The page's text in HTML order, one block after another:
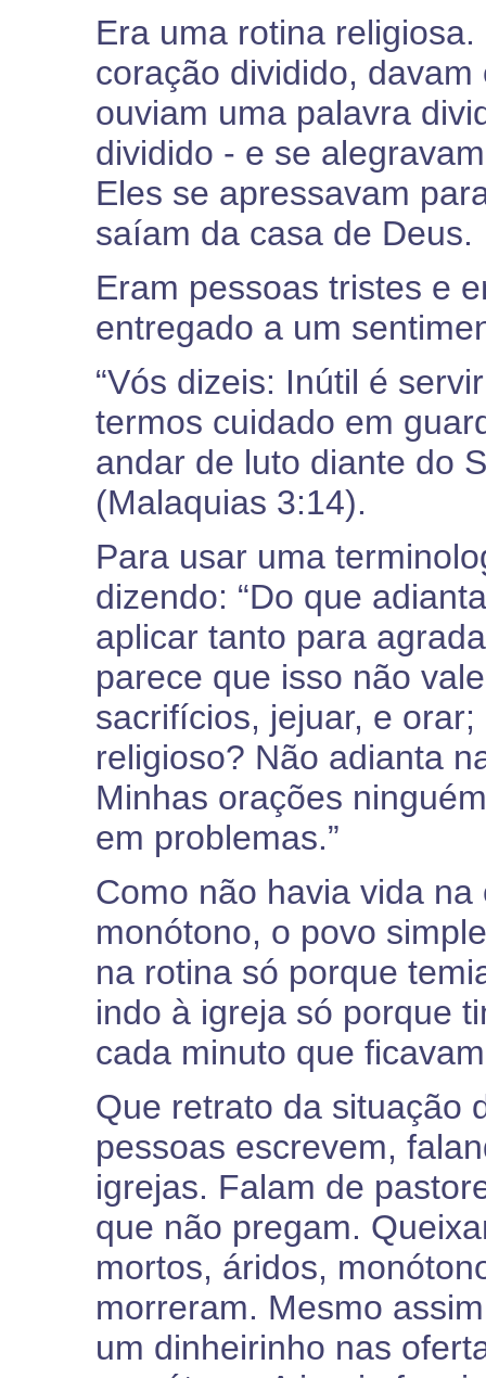
Era uma rotina
coração dividido,
ouviam uma palavra
dividido - e se
Eles se apressavam
saíam da casa de Deus.
Eram pessoas tristes e
entregado a um
“Vós dizeis: Inútil é
termos cuidado em
andar de luto diante do
(Malaquias 3:14).
Para usar uma
dizendo: “Do que
aplicar tanto para
parece que isso não
sacrifícios, jejuar, e
religioso? Não adianta
Minhas orações
em problemas.”
Como não havia vida
monótono, o povo
na rotina só porque
indo à igreja só porque
cada minuto que
Que retrato da situação
pessoas escrevem,
igrejas. Falam de
que não pregam.
mortos, áridos,
morreram. Mesmo
um dinheirinho nas